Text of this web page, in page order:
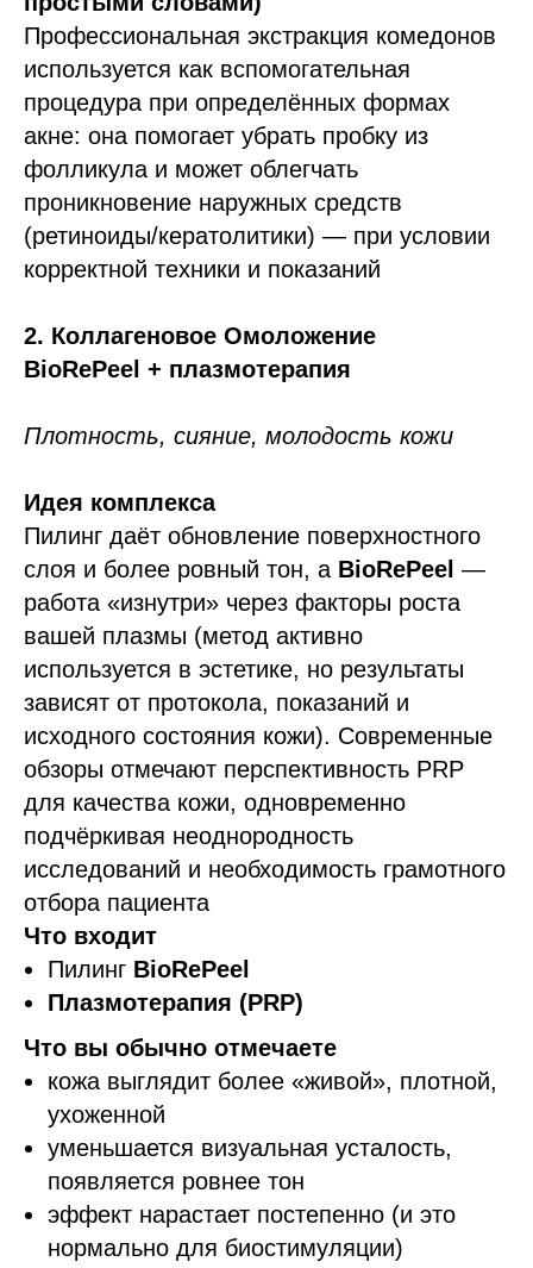
Профессиональная экстракция комедонов
используется как вспомогательная
процедура при определённых формах
акне: она помогает убрать пробку из
фолликула и может облегчать
проникновение наружных средств
(ретиноиды/кератолитики) — при условии
корректной техники и показаний
2. Коллагеновое Омоложение
BioRePeel + плазмотерапия
Плотность, сияние, молодость кожи
Идея комплекса
Пилинг даёт обновление поверхностного
слоя и более ровный тон, а BioRePeel —
работа «изнутри» через факторы роста
вашей плазмы (метод активно
используется в эстетике, но результаты
зависят от протокола, показаний и
исходного состояния кожи). Современные
обзоры отмечают перспективность PRP
для качества кожи, одновременно
подчёркивая неоднородность
исследований и необходимость грамотного
отбора пациента
Что входит
Пилинг BioRePeel
Плазмотерапия (PRP)
Что вы обычно отмечаете
кожа выглядит более «живой», плотной,
ухоженной
уменьшается визуальная усталость,
появляется ровнее тон
эффект нарастает постепенно (и это
нормально для биостимуляции)